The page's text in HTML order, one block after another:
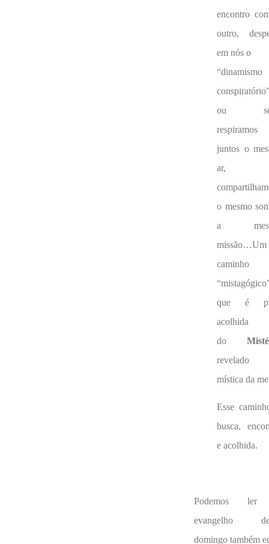
encontro
outro,
em nós o
“dinamismo
ou
respiramos
juntos o
ar,
o mesmo
a
missão…Um
caminho
que é
acolhida
do
revelado
mística da
Esse
busca,
e acolhida.
Podemos
evangelho
domingo também